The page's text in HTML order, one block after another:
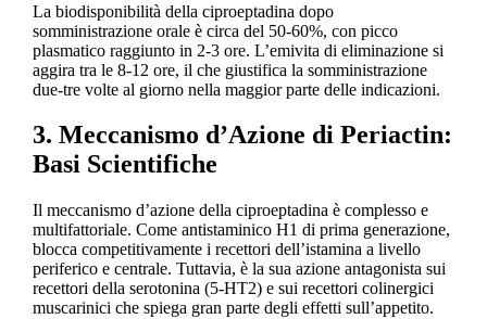
La biodisponibilità della ciproeptadina dopo
somministrazione orale è circa del 50-60%, con picco
plasmatico raggiunto in 2-3 ore. L’emivita di eliminazione si
aggira tra le 8-12 ore, il che giustifica la somministrazione
due-tre volte al giorno nella maggior parte delle indicazioni.
3. Meccanismo d’Azione di Periactin:
Basi Scientifiche
Il meccanismo d’azione della ciproeptadina è complesso e
multifattoriale. Come antistaminico H1 di prima generazione,
blocca competitivamente i recettori dell’istamina a livello
periferico e centrale. Tuttavia, è la sua azione antagonista sui
recettori della serotonina (5-HT2) e sui recettori colinergici
muscarinici che spiega gran parte degli effetti sull’appetito.